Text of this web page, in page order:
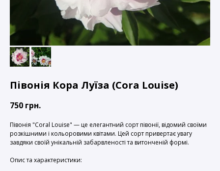
Півонія Кора Луїза (Cora Louise)
750 грн.
Півонія "Coral Louise" — це елегантний сорт півонії, відомий своїми
розкішними і кольоровими квітами. Цей сорт привертає увагу
завдяки своїй унікальній забарвленості та витонченій формі.
Опис та характеристики: